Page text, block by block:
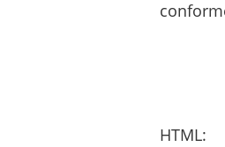
HTML: